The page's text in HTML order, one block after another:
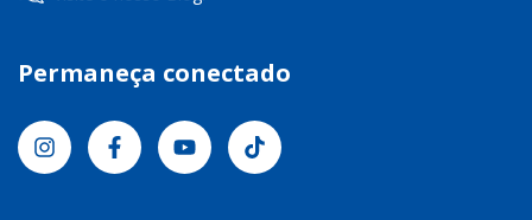
Permaneça conectado